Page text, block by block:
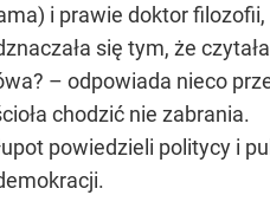
i prawie doktor
się tym, że
– odpowiada nieco
chodzić nie zabrania.
powiedzieli politycy i